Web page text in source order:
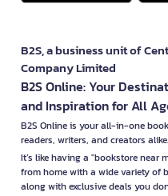
B2S, a business unit of
Company Limited
B2S Online: Your
and Inspiration for All
B2S Online is your all-in-one
readers, writers, and creators alike.
It’s like having a "bookstore
from home with a wide variety of
along with exclusive deals you